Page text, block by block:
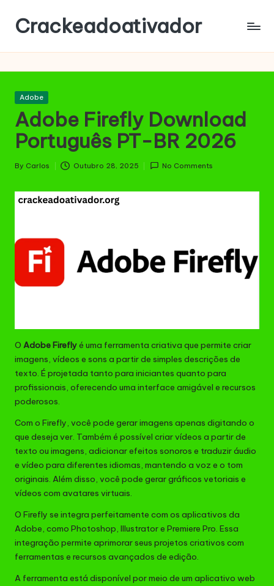
Skip
content
Crackeadoativador
Posted
Adobe
Adobe Firefly Download
Português PT-BR 2026
Posted
By Carlos Outubro 28, 2025 No Comments
O Adobe Fireflyé uma ferramenta criativa que permite criar
imagens, vídeos e sons a partir de simples descrições de
texto. É projetada tanto para iniciantes quanto para
profissionais, oferecendo uma interface amigável e recursos
poderosos.
Com o Firefly, você pode gerar imagens apenas digitando o
que deseja ver. Também é possível criar vídeos a partir de
texto ou imagens, adicionar efeitos sonoros e traduzir áudio
e vídeo para diferentes idiomas, mantendo a voz e o tom
originais. Além disso, você pode gerar gráficos vetoriais e
vídeos com avatares virtuais.
O Firefly se integra perfeitamente com os aplicativos da
Adobe, como Photoshop, Illustrator e Premiere Pro. Essa
integração permite aprimorar seus projetos criativos com
ferramentas e recursos avançados de edição.
A ferramenta está disponível por meio de um aplicativo web